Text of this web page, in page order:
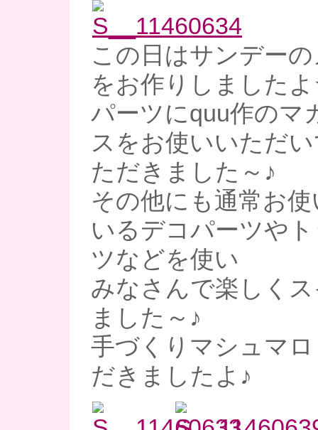
この日はサンデー
をお作りしました
パーツにquu作のマ
スをお使いいただ
ただきました～♪
その他にも通常お
いるデコパーツや
ツなどを使い
みなさんで楽しく
ました～♪
手づくりマシュマ
だきましたよ♪